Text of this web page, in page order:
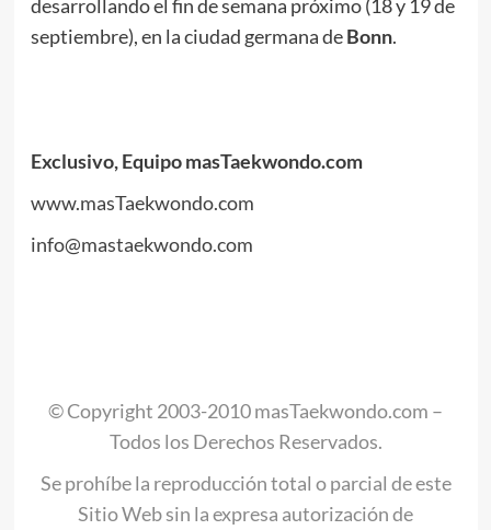
desarrollando el fin de semana próximo (18 y 19 de
septiembre), en la ciudad germana deBonn.
Exclusivo, Equipo masTaekwondo.com
www.masTaekwondo.com
info@mastaekwondo.com
© Copyright 2003-2010 masTaekwondo.com –
Todos los Derechos Reservados.
Se prohíbe la reproducción total o parcial de este
Sitio Web sin la expresa autorización de